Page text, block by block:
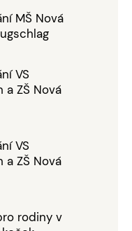
MŠ Nová
VS
ZŠ Nová
VS
ZŠ Nová
rodiny v